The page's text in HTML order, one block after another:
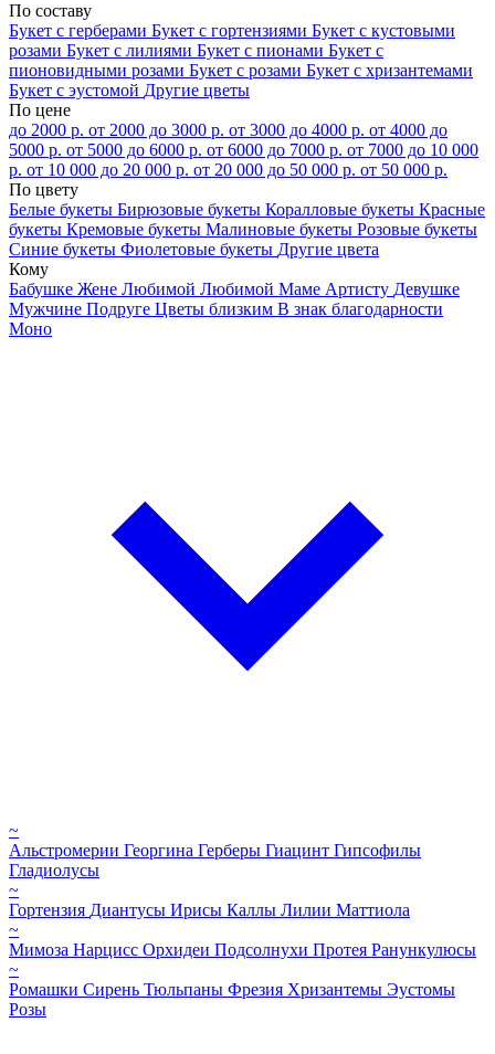
По составу
Букет с герберами Букет с гортензиями Букет с кустовыми
розами Букет с лилиями Букет с пионами Букет с
пионовидными розами Букет с розами Букет с хризантемами
Букет с эустомой Другие цветы
По цене
до 2000 р. от 2000 до 3000 р. от 3000 до 4000 р. от 4000 до
5000 р. от 5000 до 6000 р. от 6000 до 7000 р. от 7000 до 10 000
р. от 10 000 до 20 000 р. от 20 000 до 50 000 р. от 50 000 р.
По цвету
Белые букеты Бирюзовые букеты Коралловые букеты Красные
букеты Кремовые букеты Малиновые букеты Розовые букеты
Синие букеты Фиолетовые букеты Другие цвета
Кому
Бабушке Жене Любимой Любимой Маме Артисту Девушке
Мужчине Подруге Цветы близким В знак благодарности
Моно
~
Альстромерии Георгина Герберы Гиацинт Гипсофилы
Гладиолусы
~
Гортензия Диантусы Ирисы Каллы Лилии Маттиола
~
Мимоза Нарцисс Орхидеи Подсолнухи Протея Ранункулюсы
~
Ромашки Сирень Тюльпаны Фрезия Хризантемы Эустомы
Розы